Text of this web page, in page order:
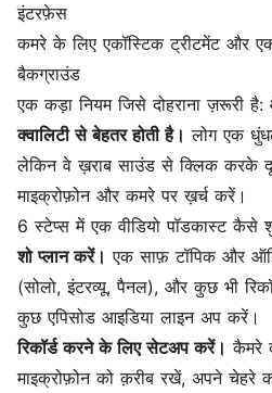
इंटरफ़ेस
कमरे के लिए एकॉस्टिक ट्रीटमेंट और
बैकग्राउंड
एक कड़ा नियम जिसे दोहराना ज़रूरी है:
क्वालिटी से बेहतर होती है। लोग एक
लेकिन वे ख़राब साउंड से क्लिक करके
माइक्रोफ़ोन और कमरे पर ख़र्च करें।
6 स्टेप्स में एक वीडियो पॉडकास्ट कैसे
शो प्लान करें। एक साफ़ टॉपिक और
(सोलो, इंटरव्यू, पैनल), और कुछ भी
कुछ एपिसोड आइडिया लाइन अप करें।
रिकॉर्ड करने के लिए सेटअप करें। कैमरे
माइक्रोफ़ोन को क़रीब रखें, अपने